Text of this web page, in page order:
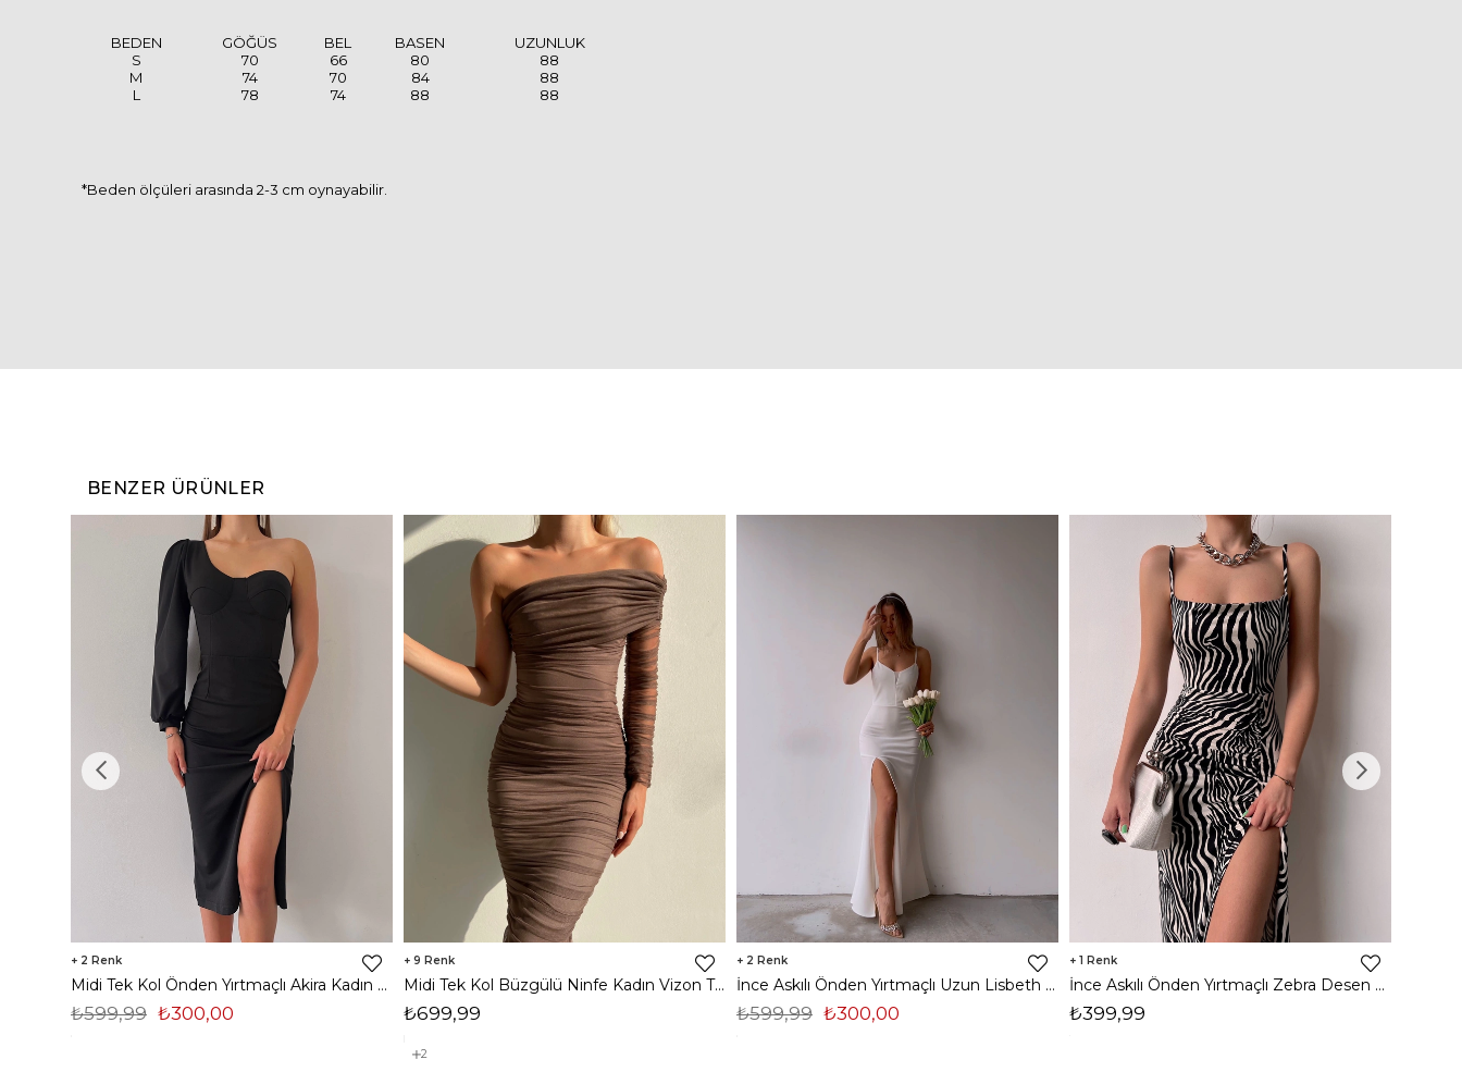
BEDEN GÖĞÜS BEL BASEN
UZUNLUK
S
70 66 80
88
M
74 70 84
88
L
78 74 88 88
*Beden ölçüleri arasında 2-3 cm oynayabilir.
BENZER ÜRÜNLER
2
Midi Tek Kol Önden Yırtmaçlı Akira Kadın Siyah Elbise 22K000228
₺300,00
₺599,99
9
Midi Tek Kol Büzgülü Ninfe Kadın Vizon Tül Elbise 22K000524
₺699,99
2
2
İnce Askılı Önden Yırtmaçlı Uzun Lisbeth Kadın Beyaz Elbise 22K000581
₺300,00
₺599,99
1
İnce Askılı Önden Yırtmaçlı Zebra Desen Citlali Kadın Renkli Elbise 22Y000068
₺399,99